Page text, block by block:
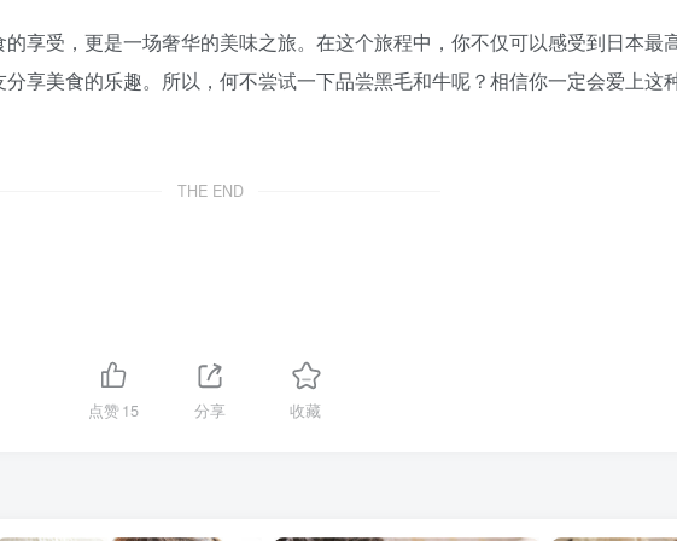
享受，更是一场奢华的美味之旅。在这个旅程中，你不仅可以感受到日本最
享美食的乐趣。所以，何不尝试一下品尝黑毛和牛呢？相信你一定会爱上这
THE END
点赞15 分享 收藏